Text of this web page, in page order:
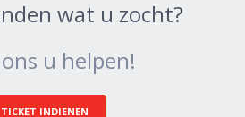
wat u zocht?
u helpen!
TICKET INDIENEN